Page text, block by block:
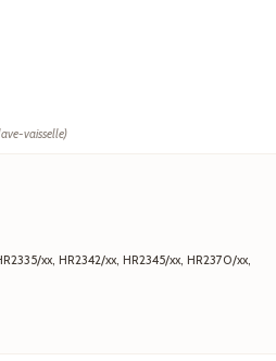
vaisselle)
xx, HR2342/xx, HR2345/xx, HR2370/xx,